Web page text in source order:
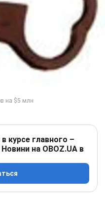
курсе главного –
на OBOZ.UA в